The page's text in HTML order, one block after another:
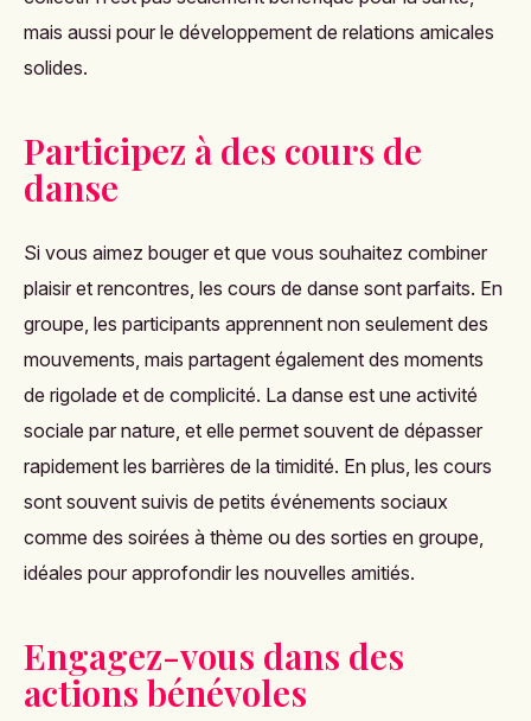
mais aussi pour le développement de relations amicales
solides​.
Participez à des cours de
danse
Si vous aimez bouger et que vous souhaitez combiner
plaisir et rencontres, les cours de danse sont parfaits. En
groupe, les participants apprennent non seulement des
mouvements, mais partagent également des moments
de rigolade et de complicité. La danse est une activité
sociale par nature, et elle permet souvent de dépasser
rapidement les barrières de la timidité. En plus, les cours
sont souvent suivis de petits événements sociaux
comme des soirées à thème ou des sorties en groupe,
idéales pour approfondir les nouvelles amitiés​.
Engagez-vous dans des
actions bénévoles